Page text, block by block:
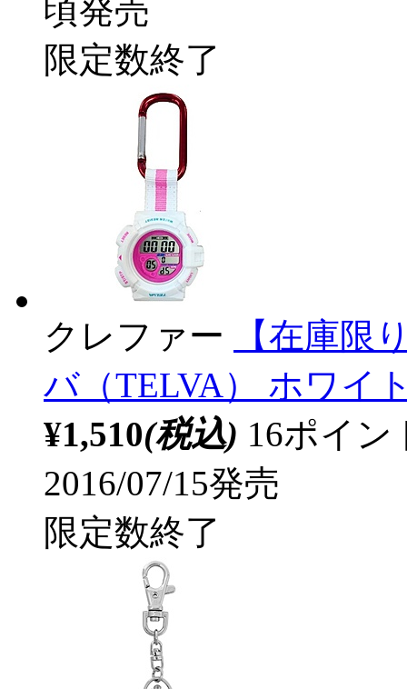
頃発売
限定数終了
クレファー
【在庫限
バ（TELVA） ホワイ
¥1,510(税込) 16ポイ
2016/07/15発売
限定数終了